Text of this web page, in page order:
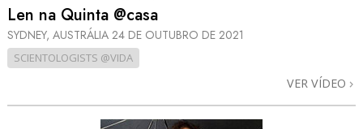
Len na Quinta @casa
SYDNEY, AUSTRÁLIA 24 DE OUTUBRO DE 2021
SCIENTOLOGISTS @VIDA
VER VÍDEO